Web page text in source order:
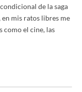
de la saga
en mis ratos libres me
como el cine, las